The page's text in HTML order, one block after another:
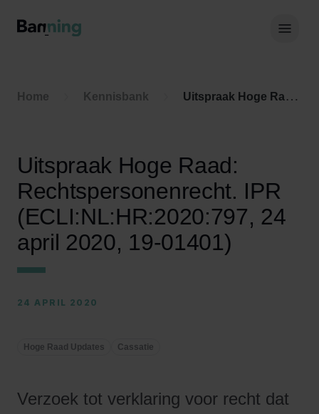
Home Kennisbank Uitspraak Hoge Raad: Rechtspersonenrecht. IPR (ECLI:NL:HR:2020:797, 24 april 2020, 19-01401)
Uitspraak Hoge Raad:
Rechtspersonenrecht. IPR
(ECLI:NL:HR:2020:797, 24
april 2020, 19-01401)
24 APRIL 2020
Hoge Raad Updates Cassatie
Verzoek tot verklaring voor recht dat